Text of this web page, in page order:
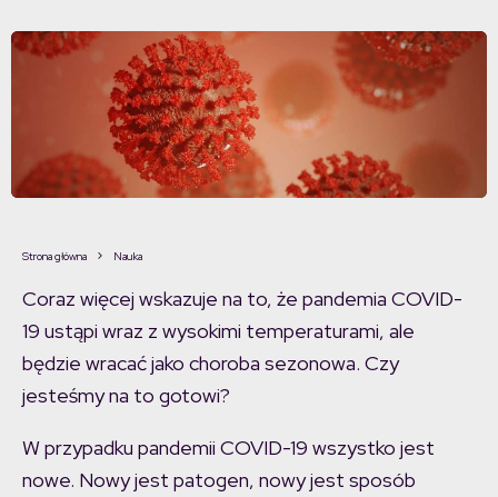
Strona główna Nauka
Coraz więcej wskazuje na to, że pandemia COVID-
19 ustąpi wraz z wysokimi temperaturami, ale
będzie wracać jako choroba sezonowa. Czy
jesteśmy na to gotowi?
W przypadku pandemii COVID-19 wszystko jest
nowe. Nowy jest patogen, nowy jest sposób